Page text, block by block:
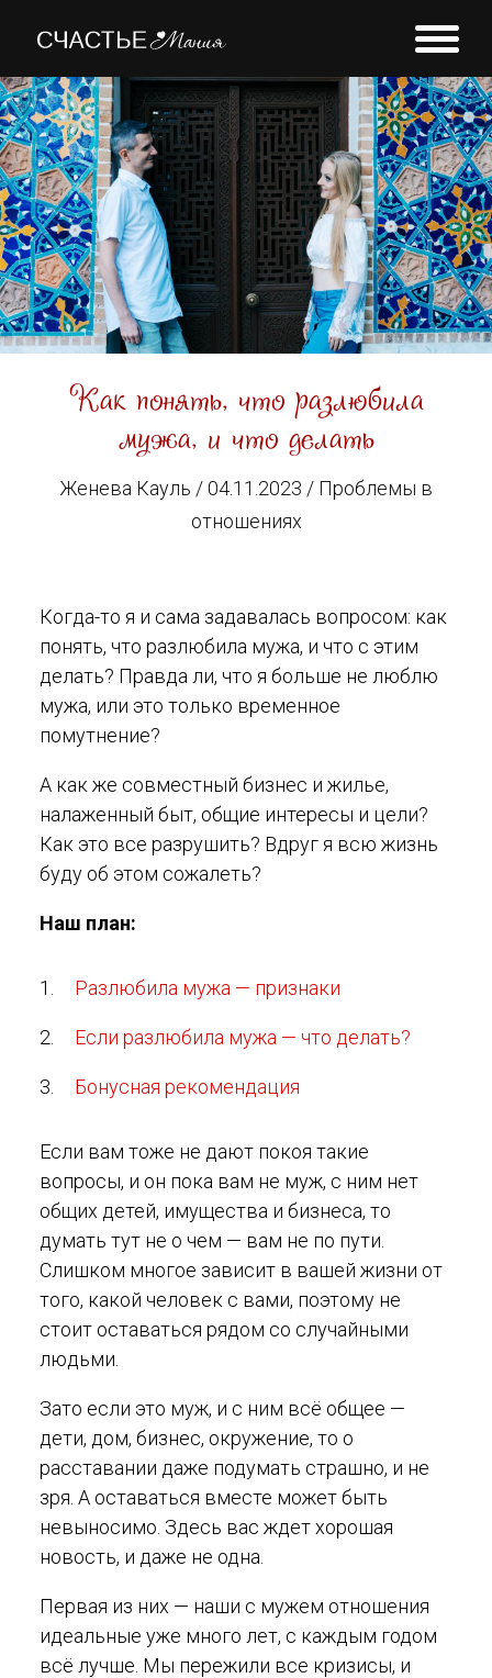
УСЛУГИ
О БЛОГЕ
КОНТАКТЫ
Как понять, что разлюбила
мужа, и что делать
Женева Кауль / 04.11.2023 / Проблемы в
отношениях
Когда-то я и сама задавалась вопросом: как
понять, что разлюбила мужа, и что с этим
делать? Правда ли, что я больше не люблю
мужа, или это только временное
помутнение?
А как же совместный бизнес и жилье,
налаженный быт, общие интересы и цели?
Как это все разрушить? Вдруг я всю жизнь
буду об этом сожалеть?
Наш план:
Разлюбила мужа — признаки
Если разлюбила мужа — что делать?
Бонусная рекомендация
Если вам тоже не дают покоя такие
вопросы, и он пока вам не муж, с ним нет
общих детей, имущества и бизнеса, то
думать тут не о чем — вам не по пути.
Слишком многое зависит в вашей жизни от
того, какой человек с вами, поэтому не
стоит оставаться рядом со случайными
людьми.
Зато если это муж, и с ним всё общее —
дети, дом, бизнес, окружение, то о
расставании даже подумать страшно, и не
зря. А оставаться вместе может быть
невыносимо. Здесь вас ждет хорошая
новость, и даже не одна.
Первая из них — наши с мужем отношения
идеальные уже много лет, с каждым годом
всё лучше. Мы пережили все кризисы, и